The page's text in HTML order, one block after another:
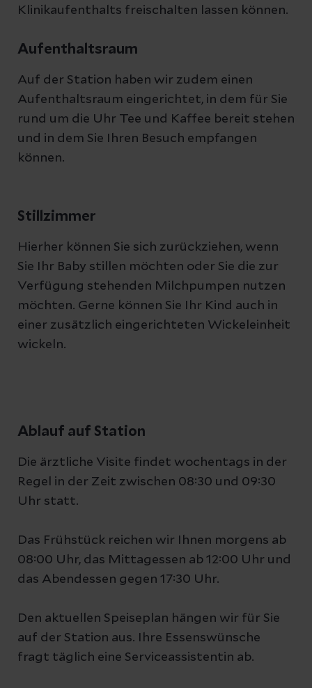
Klinikaufenthalts freischalten lassen können.
Aufenthaltsraum
Auf der Station haben wir zudem einen
Aufenthaltsraum eingerichtet, in dem für Sie
rund um die Uhr Tee und Kaffee bereit stehen
und in dem Sie Ihren Besuch empfangen
können.
Stillzimmer
Hierher können Sie sich zurückziehen, wenn
Sie Ihr Baby stillen möchten oder Sie die zur
Verfügung stehenden Milchpumpen nutzen
möchten. Gerne können Sie Ihr Kind auch in
einer zusätzlich eingerichteten Wickeleinheit
wickeln.
Ablauf auf Station
Die ärztliche Visite findet wochentags in der
Regel in der Zeit zwischen 08:30 und 09:30
Uhr statt.
Das Frühstück reichen wir Ihnen morgens ab
08:00 Uhr, das Mittagessen ab 12:00 Uhr und
das Abendessen gegen 17:30 Uhr.
Den aktuellen Speiseplan hängen wir für Sie
auf der Station aus. Ihre Essenswünsche
fragt täglich eine Serviceassistentin ab.